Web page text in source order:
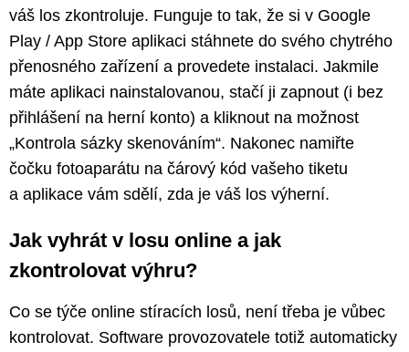
váš los zkontroluje. Funguje to tak, že si v Google
Play / App Store aplikaci stáhnete do svého chytrého
přenosného zařízení a provedete instalaci. Jakmile
máte aplikaci nainstalovanou, stačí ji zapnout (i bez
přihlášení na herní konto) a kliknout na možnost
„Kontrola sázky skenováním“. Nakonec namiřte
čočku fotoaparátu na čárový kód vašeho tiketu
a aplikace vám sdělí, zda je váš los výherní.
Jak vyhrát v losu online a jak
zkontrolovat výhru?
Co se týče online stíracích losů, není třeba je vůbec
kontrolovat. Software provozovatele totiž automaticky